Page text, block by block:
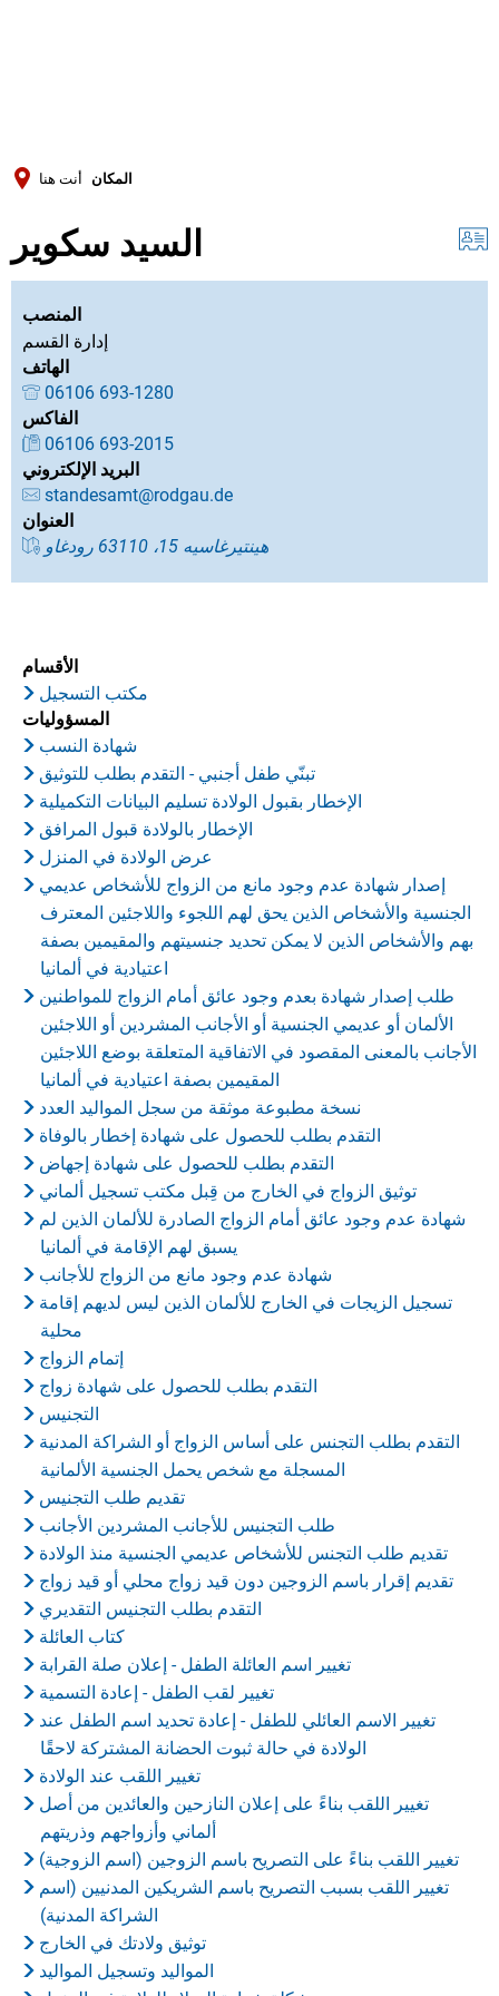
أنت هنا المكان
السيد سكوير
المنصب
إدارة القسم
الهاتف
06106 693-1280
الفاكس
06106 693-2015
البريد الإلكتروني
standesamt@rodgau.de
العنوان
هينتيرغاسيه 15، 63110 رودغاو
الأقسام
مكتب التسجيل
المسؤوليات
شهادة النسب
تبنّي طفل أجنبي - التقدم بطلب للتوثيق
الإخطار بقبول الولادة تسليم البيانات التكميلية
الإخطار بالولادة قبول المرافق
عرض الولادة في المنزل
إصدار شهادة عدم وجود مانع من الزواج للأشخاص عديمي
الجنسية والأشخاص الذين يحق لهم اللجوء واللاجئين المعترف
بهم والأشخاص الذين لا يمكن تحديد جنسيتهم والمقيمين بصفة
اعتيادية في ألمانيا
طلب إصدار شهادة بعدم وجود عائق أمام الزواج للمواطنين
الألمان أو عديمي الجنسية أو الأجانب المشردين أو اللاجئين
الأجانب بالمعنى المقصود في الاتفاقية المتعلقة بوضع اللاجئين
المقيمين بصفة اعتيادية في ألمانيا
نسخة مطبوعة موثقة من سجل المواليد العدد
التقدم بطلب للحصول على شهادة إخطار بالوفاة
التقدم بطلب للحصول على شهادة إجهاض
توثيق الزواج في الخارج من قِبل مكتب تسجيل ألماني
شهادة عدم وجود عائق أمام الزواج الصادرة للألمان الذين لم
يسبق لهم الإقامة في ألمانيا
شهادة عدم وجود مانع من الزواج للأجانب
تسجيل الزيجات في الخارج للألمان الذين ليس لديهم إقامة
محلية
إتمام الزواج
التقدم بطلب للحصول على شهادة زواج
التجنيس
التقدم بطلب التجنس على أساس الزواج أو الشراكة المدنية
المسجلة مع شخص يحمل الجنسية الألمانية
تقديم طلب التجنيس
طلب التجنيس للأجانب المشردين الأجانب
تقديم طلب التجنس للأشخاص عديمي الجنسية منذ الولادة
تقديم إقرار باسم الزوجين دون قيد زواج محلي أو قيد زواج
التقدم بطلب التجنيس التقديري
كتاب العائلة
تغيير اسم العائلة الطفل - إعلان صلة القرابة
تغيير لقب الطفل - إعادة التسمية
تغيير الاسم العائلي للطفل - إعادة تحديد اسم الطفل عند
الولادة في حالة ثبوت الحضانة المشتركة لاحقًا
تغيير اللقب عند الولادة
تغيير اللقب بناءً على إعلان النازحين والعائدين من أصل
ألماني وأزواجهم وذريتهم
تغيير اللقب بناءً على التصريح باسم الزوجين (اسم الزوجية)
تغيير اللقب بسبب التصريح باسم الشريكين المدنيين (اسم
الشراكة المدنية)
توثيق ولادتك في الخارج
المواليد وتسجيل المواليد